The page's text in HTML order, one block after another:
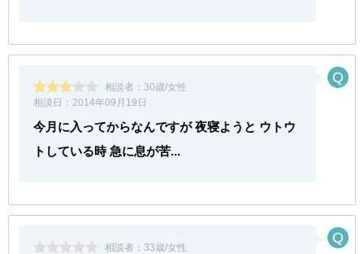
相談者： 30歳/女性
相談日： 2014年09月19日
今月に入ってからなんですが 夜寝ようと ウトウ
トしている時 急に息が苦...
相談者： 33歳/女性